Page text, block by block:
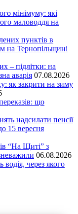
мінімуму: які
маловоддя на
пунктів в
на Тернопільщині
– підлітки: на
аварія 07.08.2026
як закрити на зиму
що
надсилати пенсії
15 вересня
“На Щиті” з
06.08.2026
через якого